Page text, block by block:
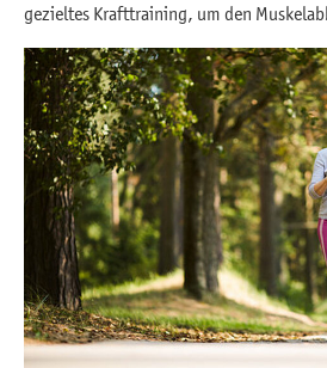
gezieltes Krafttraining, um den